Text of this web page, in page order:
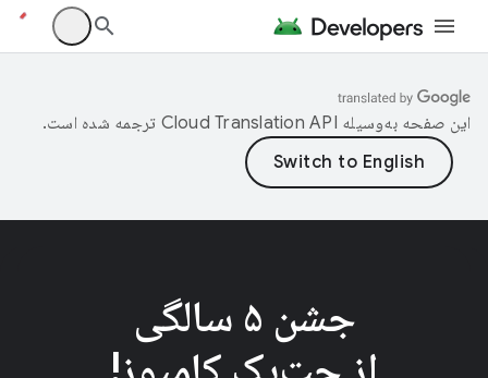
این صفحه به‌وسیله ترجمه شده است.
جشن ۵ سالگی